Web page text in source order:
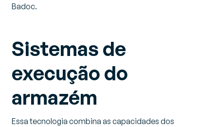
Badoc.
Sistemas de
execução do
armazém
Essa tecnologia combina as capacidades dos